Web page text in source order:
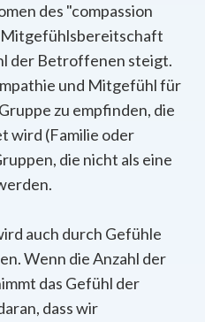
des "compassion
Mitgefühlsbereitschaft
der Betroffenen steigt.
und Mitgefühl für
zu empfinden, die
wird (Familie oder
die nicht als eine
auch durch Gefühle
Wenn die Anzahl der
das Gefühl der
dass wir